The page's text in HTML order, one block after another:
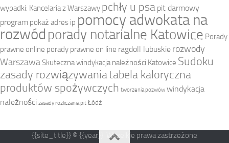
wypadki: Kancelaria z Warszawy pchły u psa pit darmowy
program pokaż adres ip pomocy adwokata na
rozwód porady notarialne Katowice Porady
prawne online porady prawne on line ragdoll lubuskie rozwody
Warszawa Skuteczna windykacja należności Katowice Sudoku
zasady rozwiązywaniatabela kaloryczna
produktów spożywczych tworzenia pozwów windykacja
należności zasady rozliczania pit Łódź
{{site_title}} © {{year}}. Wszelkie prawa zastrzeżone